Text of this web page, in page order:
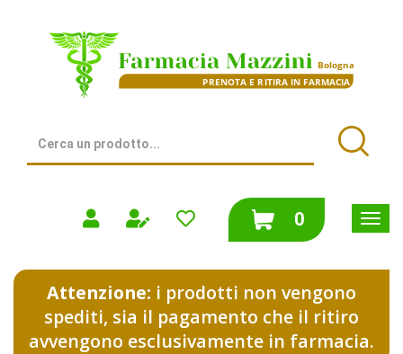
contenuto
Farmacia
Prodotto
0prodotti
inseriti
Attenzione: i prodotti non vengono
spediti, sia il pagamento che il ritiro
avvengono esclusivamente in farmacia.